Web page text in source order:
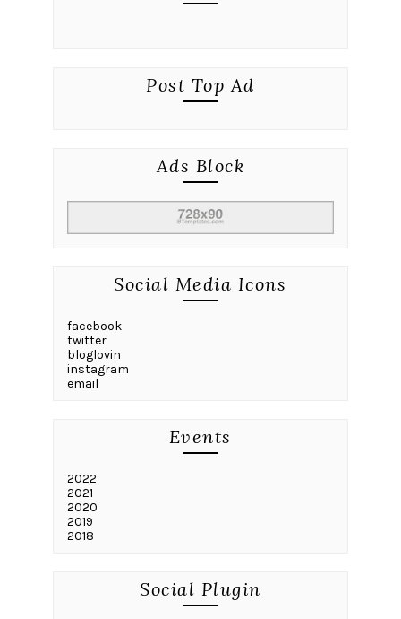
Post Top Ad
Ads Block
Social Media Icons
facebook
twitter
bloglovin
instagram
email
Events
2022
2021
2020
2019
2018
Social Plugin